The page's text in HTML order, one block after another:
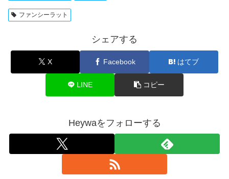
ファンシーラット
シェアする
X Facebook はてブ
LINE コピー
Heywaをフォローする